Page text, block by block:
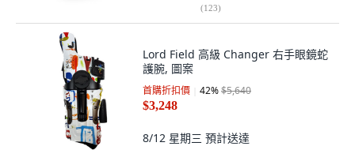
(123)
Lord Field 高級 Changer 右手眼鏡蛇
護腕, 圖案
首購折扣價 42%$5,640
$3,248
8/12 星期三 預計送達